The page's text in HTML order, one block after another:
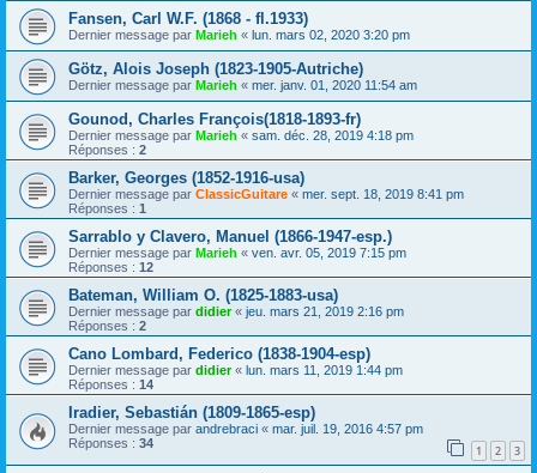
Fansen, Carl W.F. (1868 - fl.1933)
Dernier message par Marieh « lun. mars 02, 2020 3:20 pm
Götz, Alois Joseph (1823-1905-Autriche)
Dernier message par Marieh « mer. janv. 01, 2020 11:54 am
Gounod, Charles François(1818-1893-fr)
Dernier message par Marieh « sam. déc. 28, 2019 4:18 pm
Réponses : 2
Barker, Georges (1852-1916-usa)
Dernier message par ClassicGuitare « mer. sept. 18, 2019 8:41 pm
Réponses : 1
Sarrablo y Clavero, Manuel (1866-1947-esp.)
Dernier message par Marieh « ven. avr. 05, 2019 7:15 pm
Réponses : 12
Bateman, William O. (1825-1883-usa)
Dernier message par didier« jeu. mars 21, 2019 2:16 pm
Réponses : 2
Cano Lombard, Federico (1838-1904-esp)
Dernier message par didier« lun. mars 11, 2019 1:44 pm
Réponses : 14
Iradier, Sebastián (1809-1865-esp)
Dernier message par andrebraci « mar. juil. 19, 2016 4:57 pm
Réponses : 34 1 2 3